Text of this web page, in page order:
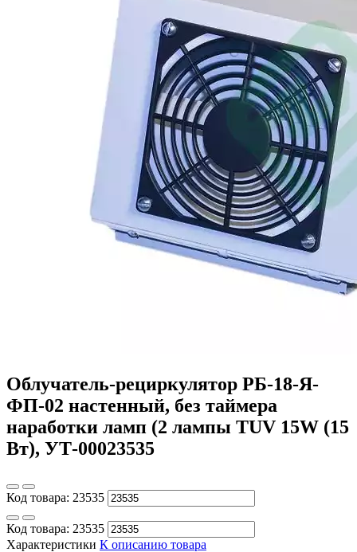
Облучатель-рециркулятор РБ-18-Я-
ФП-02 настенный, без таймера
наработки ламп (2 лампы TUV 15W (15
Вт), УТ-00023535
Код товара: 23535
Код товара: 23535
Характеристики К описанию товара